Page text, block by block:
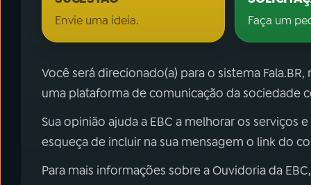
Envie uma ideia. Faça um
Você será direcionado(a) para o sistema
uma plataforma de comunicação da sociedade
Sua opinião ajuda a EBC a melhorar os
esqueça de incluir na sua mensagem o link do
Para mais informações sobre a Ouvidoria da